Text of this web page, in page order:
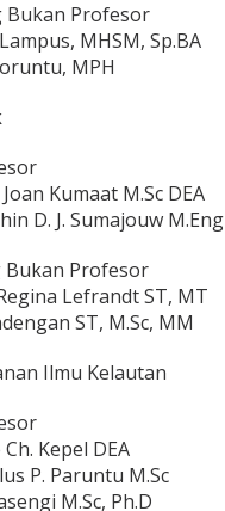
Bukan Profesor
MHSM, Sp.BA
MPH
Kumaat M.Sc DEA
D. J. Sumajouw M.Eng
Bukan Profesor
Lefrandt ST, MT
ST, M.Sc, MM
Ilmu Kelautan
Kepel DEA
P. Paruntu M.Sc
M.Sc, Ph.D